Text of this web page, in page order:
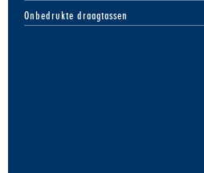
Onbedrukte draagtassen